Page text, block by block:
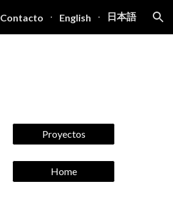
Contacto English 日本語
Proyectos
Home